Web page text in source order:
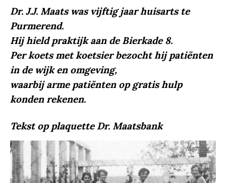
Dr. J.J. Maats was vijftig jaar huisarts te
Purmerend.
Hij hield praktijk aan de Bierkade 8.
Per koets met koetsier bezocht hij patiënten
in de wijk en omgeving,
waarbij arme patiënten op gratis hulp
konden rekenen.
Tekst op plaquette Dr. Maatsbank